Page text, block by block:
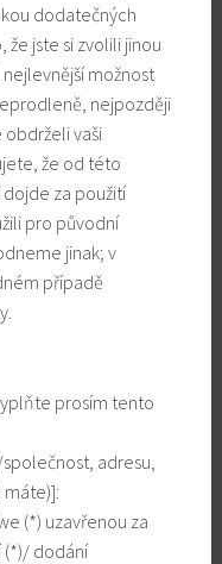
dodatečných
že jste si zvolili jinou
možnost
nejpozději
vaši
že od této
za použití
pro původní
jinak; v
případě
prosím tento
adresu,
(*) uzavřenou za
(*)/ dodání